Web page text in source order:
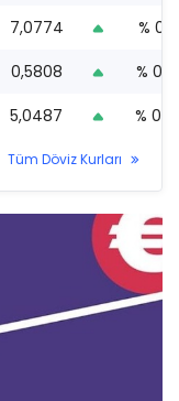
7,0774
% 0.3
0,5808
% 0.13
5,0487 % 0.91
Tüm Döviz Kurları